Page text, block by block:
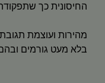
החיסונית כך שתפקודה
מהירות ועוצמת
בלא מעט גורמים